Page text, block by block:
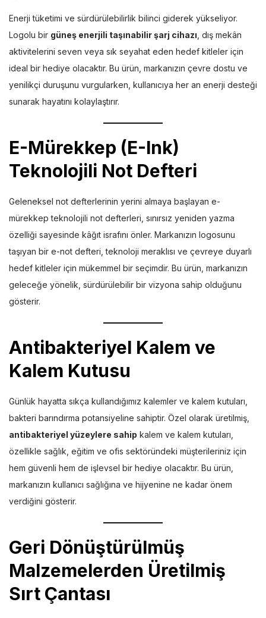
Enerji tüketimi ve sürdürülebilirlik bilinci giderek yükseliyor.
Logolu bir güneş enerjili taşınabilir şarj cihazı , dış mekân
aktivitelerini seven veya sık seyahat eden hedef kitleler için
ideal bir hediye olacaktır. Bu ürün, markanızın çevre dostu ve
yenilikçi duruşunu vurgularken, kullanıcıya her an enerji desteği
sunarak hayatını kolaylaştırır.
E-Mürekkep (E-Ink)
Teknolojili Not Defteri
Geleneksel not defterlerinin yerini almaya başlayan e-
mürekkep teknolojili not defterleri, sınırsız yeniden yazma
özelliği sayesinde kâğıt israfını önler. Markanızın logosunu
taşıyan bir e-not defteri, teknoloji meraklısı ve çevreye duyarlı
hedef kitleler için mükemmel bir seçimdir. Bu ürün, markanızın
geleceğe yönelik, sürdürülebilir bir vizyona sahip olduğunu
gösterir.
Antibakteriyel Kalem ve
Kalem Kutusu
Günlük hayatta sıkça kullandığımız kalemler ve kalem kutuları,
bakteri barındırma potansiyeline sahiptir. Özel olarak üretilmiş,
antibakteriyel yüzeylere sahip kalem ve kalem kutuları,
özellikle sağlık, eğitim ve ofis sektöründeki müşterileriniz için
hem güvenli hem de işlevsel bir hediye olacaktır. Bu ürün,
markanızın kullanıcı sağlığına ve hijyenine ne kadar önem
verdiğini gösterir.
Geri Dönüştürülmüş
Malzemelerden Üretilmiş
Sırt Çantası